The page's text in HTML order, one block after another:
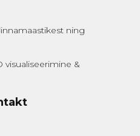
ning
visualiseerimine &